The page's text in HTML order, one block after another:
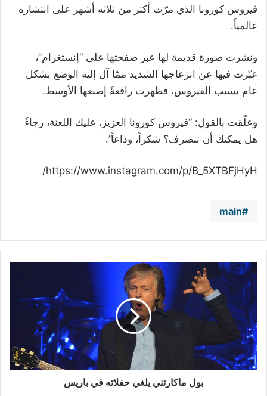
فيروس كورونا الذي مرّت أكثر من ثلاثة أشهر على انتشاره
عالمياً.
ونشرت صورة قديمة لها عبر صفحتها على “إنستغرام”،
عبّرت فيها عن انزعاجها الشديد ممّا آل إليه الوضع بشكل
عام بسبب الفيروس، فظهرت ر افعةً إصبعها الأوسط.
وعلّقت بالقول: “فيروس كورونا العزيز، عليك اللعنة، رجاءً
هل يمكنك أن تنصرف؟ شكراً، وداعاً”.
https://www.instagram.com/p/B_5XTBFjHyH/
main
بول
ماكارتني
يلغي
حفلاته
في
باريس
بول ماكارتني يلغي حفلاته في باريس